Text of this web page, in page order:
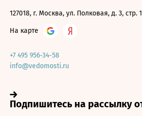
127018, г. Москва, ул. Полковая, д. 3, стр. 1
На карте
+7 495 956-34-58
info@vedomosti.ru